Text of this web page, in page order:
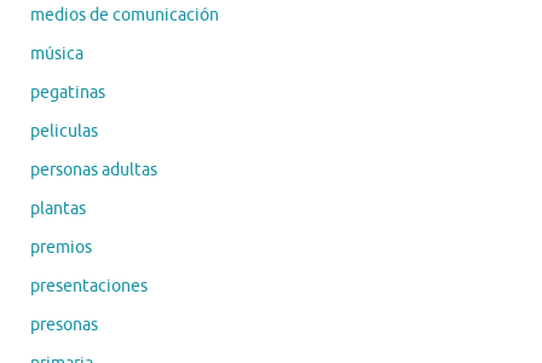
medios de comunicación
música
pegatinas
peliculas
personas adultas
plantas
premios
presentaciones
presonas